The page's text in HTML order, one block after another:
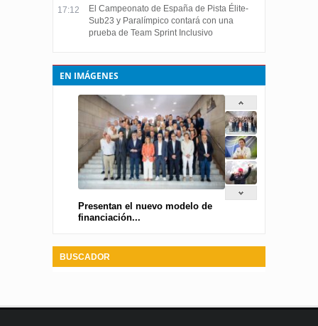
17:12
El Campeonato de España de Pista Élite-
Sub23 y Paralímpico contará con una
prueba de Team Sprint Inclusivo
EN IMÁGENES
Presentan el nuevo modelo de
financiación...
BUSCADOR